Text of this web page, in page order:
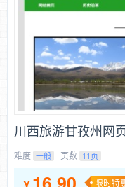
川西旅游甘孜州网
难度 一般 页数 11页
限时特